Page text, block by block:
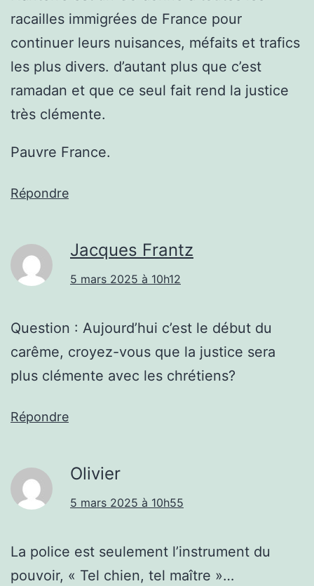
racailles immigrées de France pour
continuer leurs nuisances, méfaits et trafics
les plus divers. d’autant plus que c’est
ramadan et que ce seul fait rend la justice
très clémente.
Pauvre France.
Répondre
Jacques Frantz
5 mars 2025 à 10h12
Question : Aujourd’hui c’est le début du
carême, croyez-vous que la justice sera
plus clémente avec les chrétiens?
Répondre
Olivier
5 mars 2025 à 10h55
La police est seulement l’instrument du
pouvoir, « Tel chien, tel maître »…